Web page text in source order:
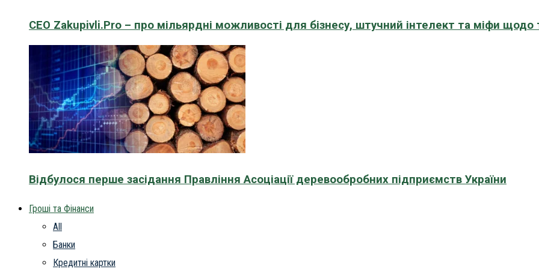
CEO Zakupivli.Pro – про мільярдні можливості для бізнесу, штучний інтелект та міфи щодо
Відбулося перше засідання Правління Асоціації деревообробних підприємств України
Гроші та Фінанси
All
Банки
Кредитні картки